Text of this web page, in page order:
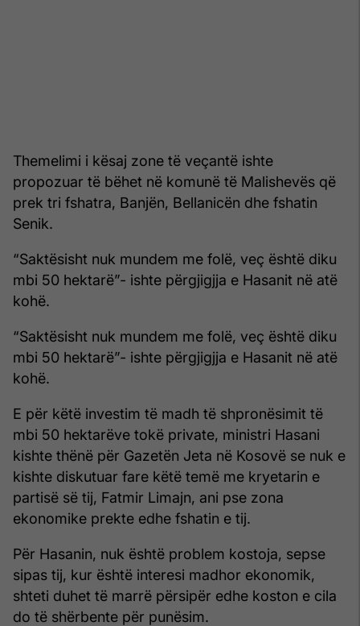
Themelimi i kësaj zone të veçantë ishte
propozuar të bëhet në komunë të Malishevës që
prek tri fshatra, Banjën, Bellanicën dhe fshatin
Senik.
“Saktësisht nuk mundem me folë, veç është diku
mbi 50 hektarë”- ishte përgjigjja e Hasanit në atë
kohë.
“Saktësisht nuk mundem me folë, veç është diku
mbi 50 hektarë”- ishte përgjigjja e Hasanit në atë
kohë.
E për këtë investim të madh të shpronësimit të
mbi 50 hektarëve tokë private, ministri Hasani
kishte thënë për Gazetën Jeta në Kosovë se nuk e
kishte diskutuar fare këtë temë me kryetarin e
partisë së tij, Fatmir Limajn, ani pse zona
ekonomike prekte edhe fshatin e tij.
Për Hasanin, nuk është problem kostoja, sepse
sipas tij, kur është interesi madhor ekonomik,
shteti duhet të marrë përsipër edhe koston e cila
do të shërbente për punësim.